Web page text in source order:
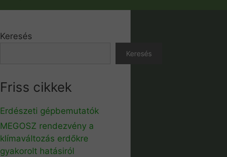
Keresés
Keresés
Friss cikkek
Erdészeti gépbemutatók
MEGOSZ rendezvény a
klímaváltozás erdőkre
gyakorolt hatásiról